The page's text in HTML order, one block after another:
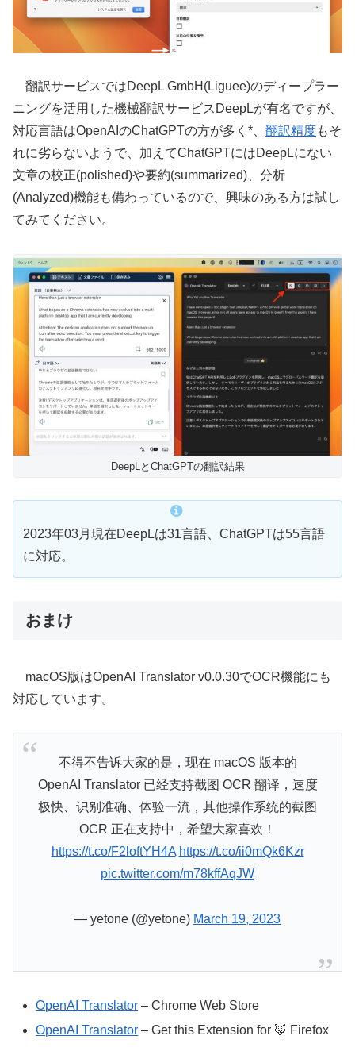
翻訳サービスではDeepL GmbH(Liguee)のディープラー
ニングを活用した機械翻訳サービスDeepLが有名ですが、
対応言語はOpenAIのChatGPTの方が多く*、 翻訳精度もそ
れに劣らないようで、加えてChatGPTにはDeepLにない
文章の校正(polished)や要約(summarized)、分析
(Analyzed)機能も備わっているので、興味のある方は試し
てみてください。
DeepLとChatGPTの翻訳結果
2023年03月現在DeepLは31言語、ChatGPTは55言語
に対応。
おまけ
macOS版はOpenAI Translator v0.0.30でOCR機能にも
対応しています。
不得不告诉大家的是，现在 macOS 版本的
OpenAI Translator 已经支持截图 OCR 翻译，速度
极快、识别准确、体验一流，其他操作系统的截图
OCR 正在支持中，希望大家喜欢！
https://t.co/F2loftYH4A https://t.co/ii0mQk6Kzr
pic.twitter.com/m78kffAqJW
— yetone (@yetone) March 19, 2023
OpenAI Translator – Chrome Web Store
OpenAI Translator – Get this Extension for 🦊 Firefox